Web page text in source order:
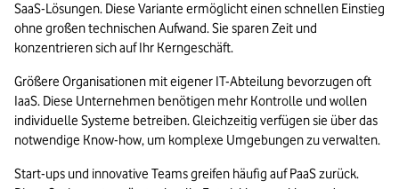
SaaS-Lösungen. Diese Variante ermöglicht einen schnellen Einstieg
ohne großen technischen Aufwand. Sie sparen Zeit und
konzentrieren sich auf Ihr Kerngeschäft.
Größere Organisationen mit eigener IT-Abteilung bevorzugen oft
IaaS. Diese Unternehmen benötigen mehr Kontrolle und wollen
individuelle Systeme betreiben. Gleichzeitig verfügen sie über das
notwendige Know-how, um komplexe Umgebungen zu verwalten.
Start-ups und innovative Teams greifen häufig auf PaaS zurück.